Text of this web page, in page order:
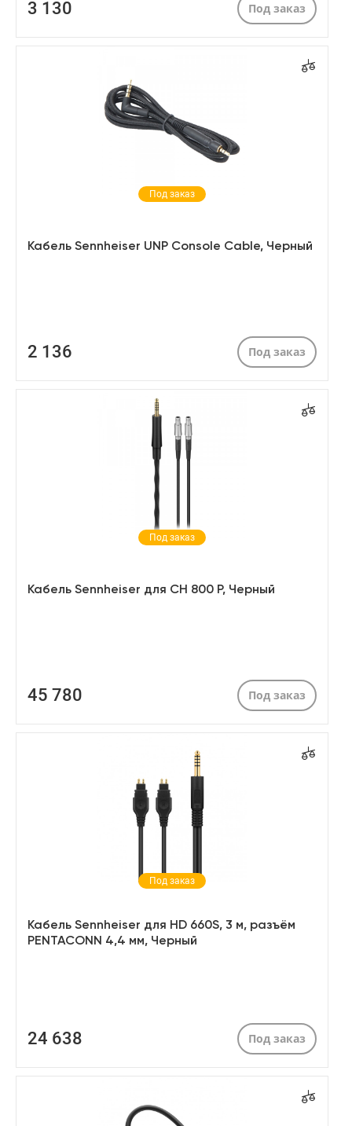
3 130 Под заказ
Под заказ
Кабель Sennheiser UNP Console Cable, Черный
2 136 Под заказ
Под заказ
Кабель Sennheiser для CH 800 P, Черный
45 780 Под заказ
Под заказ
Кабель Sennheiser для HD 660S, 3 м, разъём
PENTACONN 4,4 мм, Черный
24 638 Под заказ